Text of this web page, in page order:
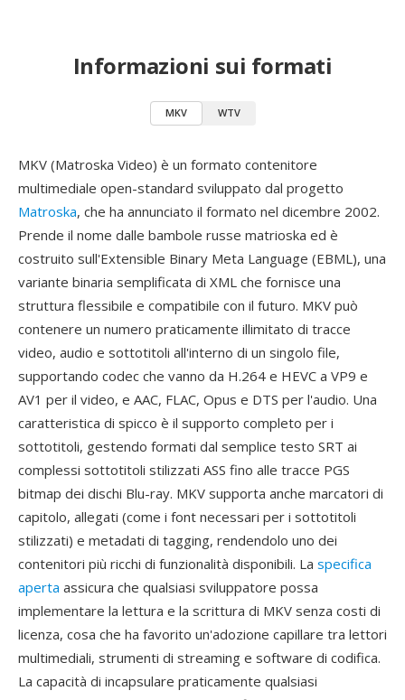
Informazioni sui formati
MKV WTV
MKV (Matroska Video) è un formato contenitore
multimediale open-standard sviluppato dal progetto
Matroska, che ha annunciato il formato nel dicembre 2002.
Prende il nome dalle bambole russe matrioska ed è
costruito sull'Extensible Binary Meta Language (EBML), una
variante binaria semplificata di XML che fornisce una
struttura flessibile e compatibile con il futuro. MKV può
contenere un numero praticamente illimitato di tracce
video, audio e sottotitoli all'interno di un singolo file,
supportando codec che vanno da H.264 e HEVC a VP9 e
AV1 per il video, e AAC, FLAC, Opus e DTS per l'audio. Una
caratteristica di spicco è il supporto completo per i
sottotitoli, gestendo formati dal semplice testo SRT ai
complessi sottotitoli stilizzati ASS fino alle tracce PGS
bitmap dei dischi Blu-ray. MKV supporta anche marcatori di
capitolo, allegati (come i font necessari per i sottotitoli
stilizzati) e metadati di tagging, rendendolo uno dei
contenitori più ricchi di funzionalità disponibili. La specifica
aperta assicura che qualsiasi sviluppatore possa
implementare la lettura e la scrittura di MKV senza costi di
licenza, cosa che ha favorito un'adozione capillare tra lettori
multimediali, strumenti di streaming e software di codifica.
La capacità di incapsulare praticamente qualsiasi